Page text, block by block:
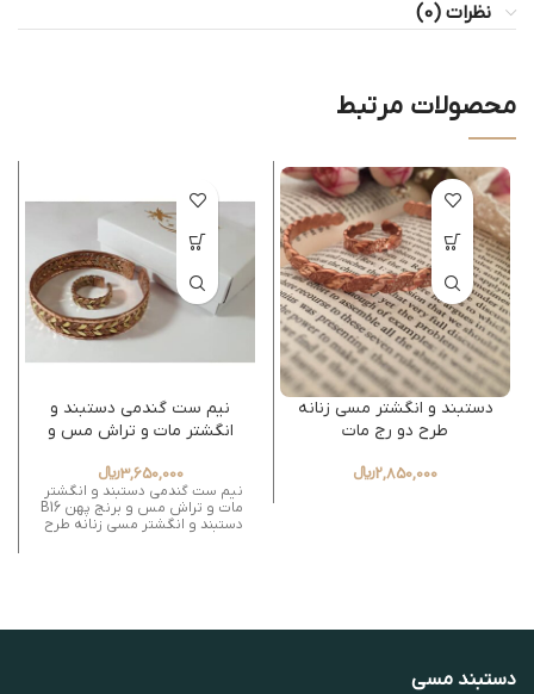
نظرات (0)
محصولات مرتبط
دستبند و انگشتر مسی زنانه
طرح دو رج مات
2,850,000﷼
نیم ست گندمی دستبند و
انگشتر مات و تراش مس و
3,650,000﷼
نیم ست گندمی دستبند و انگشتر
مات و تراش مس و برنج پهن B16
دستبند و انگشتر مسی زنانه طرح
دستبند مسی